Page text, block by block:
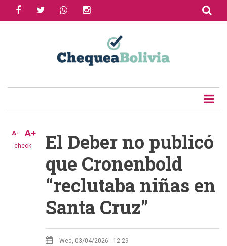
facebooktwitter whatsapp
check
A- A+
El Deber no publicó
que Cronenbold
“reclutaba niñas en
Santa Cruz”
Wed, 03/04/2026 - 12:29